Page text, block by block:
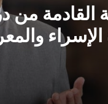
، مِنْ دُرُوسِ
الْخَوَاطِرِ)